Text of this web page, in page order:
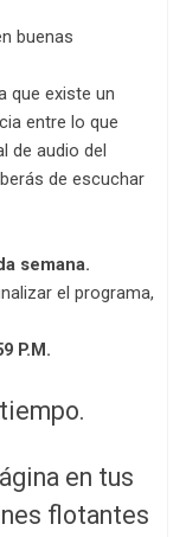
buenas
que existe un
entre lo que
de audio del
de escuchar
semana.
el programa,
P.M.
en tus
flotantes